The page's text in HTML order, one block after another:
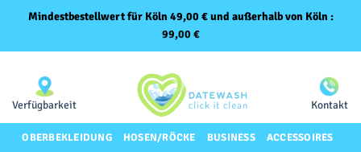
Mindestbestellwert für Köln 49,00 € und außerhalb von Köln :
99,00 €
springen
Verfügbarkeit Kontakt
OBERBEKLEIDUNG HOSEN/RÖCKE BUSINESS ACCESSOIRES